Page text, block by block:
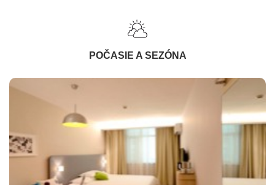
POČASIE A SEZÓNA